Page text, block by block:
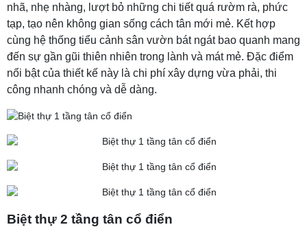
nhã, nhẹ nhàng, lượt bỏ những chi tiết quá rườm rà, phức
tạp, tạo nên không gian sống cách tân mới mẻ. Kết hợp
cùng hệ thống tiểu cảnh sân vườn bát ngát bao quanh mang
đến sự gần gũi thiên nhiên trong lành và mát mẻ. Đặc điểm
nổi bật của thiết kế này là chi phí xây dựng vừa phải, thi
công nhanh chóng và dễ dàng.
Biệt thự 2 tầng tân cổ điển